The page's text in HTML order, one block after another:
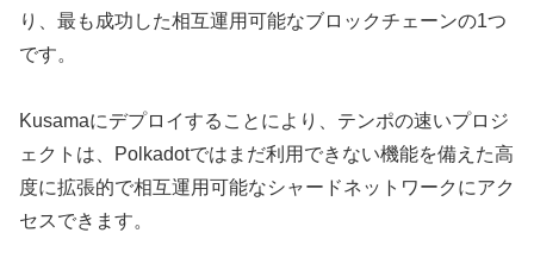
り、最も成功した相互運用可能なブロックチェーンの1つ
です。
Kusamaにデプロイすることにより、テンポの速いプロジ
ェクトは、Polkadotではまだ利用できない機能を備えた高
度に拡張的で相互運用可能なシャードネットワークにアク
セスできます。